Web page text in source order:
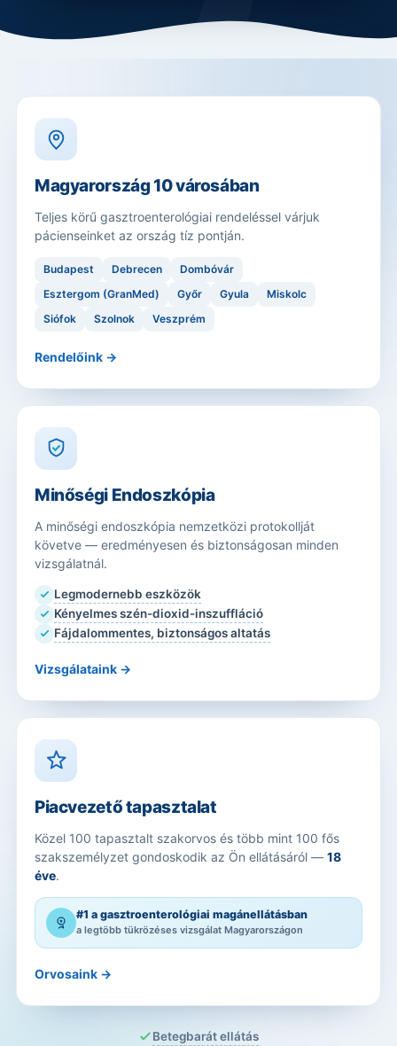
Magyarország 10 városában
Teljes körű gasztroenterológiai rendeléssel várjuk
pácienseinket az ország tíz pontján.
Budapest Debrecen
Dombóvár
Esztergom (GranMed)
Győr Gyula
Miskolc
Siófok
Szolnok Veszprém
Rendelőink →
Minőségi Endoszkópia
A minőségi endoszkópia nemzetközi protokollját
követve — eredményesen és biztonságosan minden
vizsgálatnál.
Legmodernebb eszközök
Kényelmes szén-dioxid-inszuffláció
Fájdalommentes, biztonságos altatás
Vizsgálataink →
Piacvezető tapasztalat
Közel 100 tapasztalt szakorvos és több mint 100 fős
szakszemélyzet gondoskodik az Ön ellátásáról — 18
éve.
#1 a gasztroenterológiai magánellátásban
a legtöbb tükrözéses vizsgálat Magyarországon
Orvosaink →
Betegbarát ellátás